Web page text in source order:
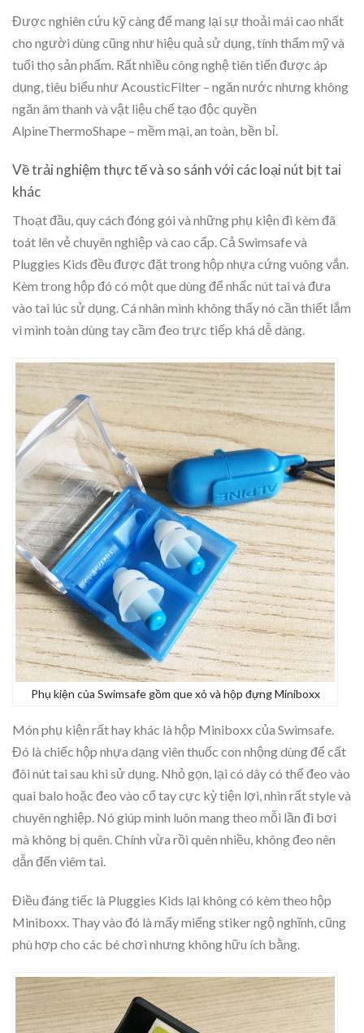
Được nghiên cứu kỹ càng để mang lại sự thoải mái cao nhất
cho người dùng cũng như hiệu quả sử dụng, tính thẩm mỹ và
tuổi thọ sản phẩm. Rất nhiều công nghệ tiên tiến được áp
dụng, tiêu biểu như AcousticFilter – ngăn nước nhưng không
ngăn âm thanh và vật liệu chế tạo độc quyền
AlpineThermoShape – mềm mại, an toàn, bền bỉ.
Về trải nghiệm thực tế và so sánh với các loại nút bịt tai
khác
Thoạt đầu, quy cách đóng gói và những phụ kiện đi kèm đã
toát lên vẻ chuyên nghiệp và cao cấp. Cả Swimsafe và
Pluggies Kids đều được đặt trong hộp nhựa cứng vuông vắn.
Kèm trong hộp đó có một que dùng để nhấc nút tai và đưa
vào tai lúc sử dụng. Cá nhân mình không thấy nó cần thiết lắm
vì mình toàn dùng tay cầm đeo trực tiếp khá dễ dàng.
Phụ kiện của Swimsafe gồm que xỏ và hộp đựng Miniboxx
Món phụ kiện rất hay khác là hộp Miniboxx của Swimsafe.
Đó là chiếc hộp nhựa dạng viên thuốc con nhộng dùng để cất
đôi nút tai sau khi sử dụng. Nhỏ gọn, lại có dây có thể đeo vào
quai balo hoặc đeo vào cổ tay cực kỳ tiện lợi, nhìn rất style và
chuyên nghiệp. Nó giúp mình luôn mang theo mỗi lần đi bơi
mà không bị quên. Chính vừa rồi quên nhiều, không đeo nên
dẫn đến viêm tai.
Điều đáng tiếc là Pluggies Kids lại không có kèm theo hộp
Miniboxx. Thay vào đó là mấy miếng stiker ngộ nghĩnh, cũng
phù hợp cho các bé chơi nhưng không hữu ích bằng.